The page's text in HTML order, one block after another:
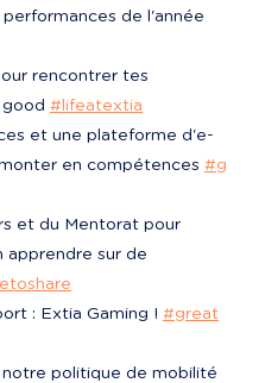
de l'année
rencontrer tes
#lifeatextia
et une plateforme d'e-
en compétences #g
et du Mentorat pour
sur de
: Extia Gaming ! #great
notre politique de mobilité